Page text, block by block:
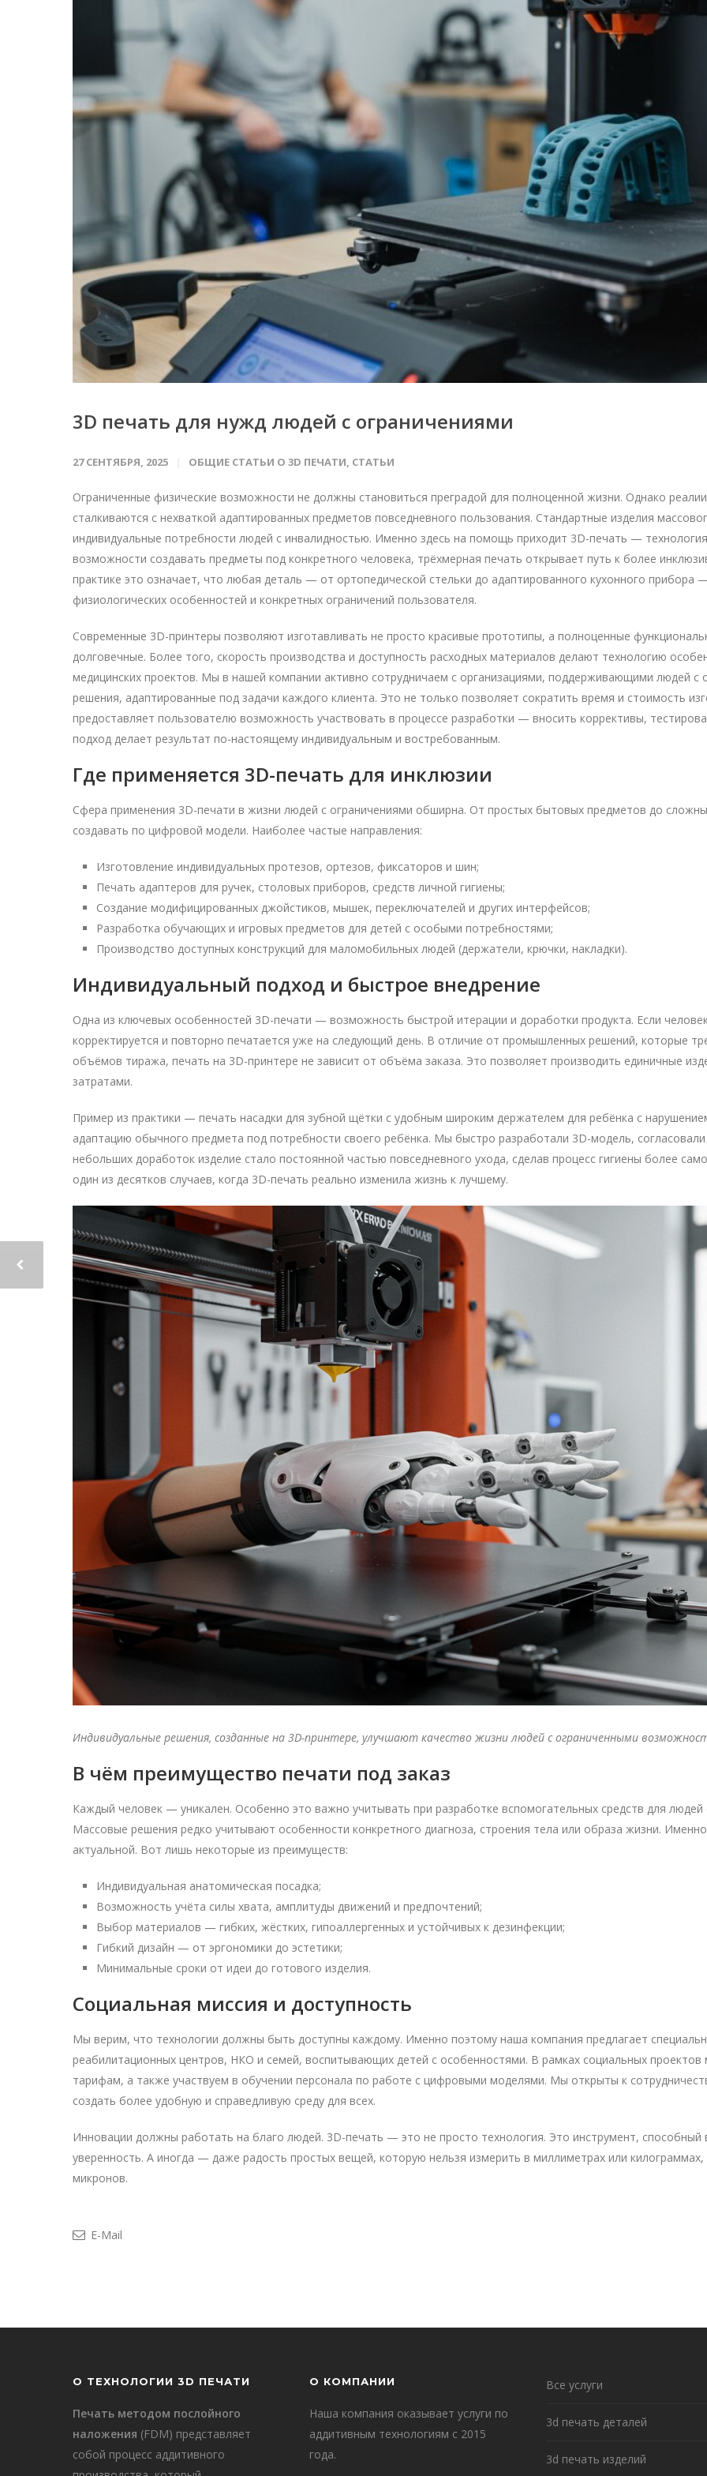
3D печать для нужд людей с ограничениями
27 СЕНТЯБРЯ, 2025 ОБЩИЕ СТАТЬИ О 3D ПЕЧАТИ, СТАТЬИ
Ограниченные физические возможности не должны становиться преградой для полноценной жизни. Однако
сталкиваются с нехваткой адаптированных предметов повседневного пользования. Стандартные изделия
индивидуальные потребности людей с инвалидностью. Именно здесь на помощь приходит 3D-печать —
возможности создавать предметы под конкретного человека, трёхмерная печать открывает путь к более
практике это означает, что любая деталь — от ортопедической стельки до адаптированного кухонного
физиологических особенностей и конкретных ограничений пользователя.
Современные 3D-принтеры позволяют изготавливать не просто красивые прототипы, а полноценные
долговечные. Более того, скорость производства и доступность расходных материалов делают технологию
медицинских проектов. Мы в нашей компании активно сотрудничаем с организациями, поддерживающими людей
решения, адаптированные под задачи каждого клиента. Это не только позволяет сократить время и стоимость
предоставляет пользователю возможность участвовать в процессе разработки — вносить коррективы,
подход делает результат по-настоящему индивидуальным и востребованным.
Где применяется 3D-печать для инклюзии
Сфера применения 3D-печати в жизни людей с ограничениями обширна. От простых бытовых предметов до
создавать по цифровой модели. Наиболее частые направления:
Изготовление индивидуальных протезов, ортезов, фиксаторов и шин;
Печать адаптеров для ручек, столовых приборов, средств личной гигиены;
Создание модифицированных джойстиков, мышек, переключателей и других интерфейсов;
Разработка обучающих и игровых предметов для детей с особыми потребностями;
Производство доступных конструкций для маломобильных людей (держатели, крючки, накладки).
Индивидуальный подход и быстрое внедрение
Одна из ключевых особенностей 3D-печати — возможность быстрой итерации и доработки продукта. Если
корректируется и повторно печатается уже на следующий день. В отличие от промышленных решений, которые
объёмов тиража, печать на 3D-принтере не зависит от объёма заказа. Это позволяет производить единичные
затратами.
Пример из практики — печать насадки для зубной щётки с удобным широким держателем для ребёнка с
адаптацию обычного предмета под потребности своего ребёнка. Мы быстро разработали 3D-модель,
небольших доработок изделие стало постоянной частью повседневного ухода, сделав процесс гигиены более
один из десятков случаев, когда 3D-печать реально изменила жизнь к лучшему.
Индивидуальные решения, созданные на 3D-принтере, улучшают качество жизни людей с ограниченными
В чём преимущество печати под заказ
Каждый человек — уникален. Особенно это важно учитывать при разработке вспомогательных средств для
Массовые решения редко учитывают особенности конкретного диагноза, строения тела или образа жизни.
актуальной. Вот лишь некоторые из преимуществ:
Индивидуальная анатомическая посадка;
Возможность учёта силы хвата, амплитуды движений и предпочтений;
Выбор материалов — гибких, жёстких, гипоаллергенных и устойчивых к дезинфекции;
Гибкий дизайн — от эргономики до эстетики;
Минимальные сроки от идеи до готового изделия.
Социальная миссия и доступность
Мы верим, что технологии должны быть доступны каждому. Именно поэтому наша компания предлагает
реабилитационных центров, НКО и семей, воспитывающих детей с особенностями. В рамках социальных
тарифам, а также участвуем в обучении персонала по работе с цифровыми моделями. Мы открыты к
создать более удобную и справедливую среду для всех.
Инновации должны работать на благо людей. 3D-печать — это не просто технология. Это инструмент, способный
уверенность. А иногда — даже радость простых вещей, которую нельзя измерить в миллиметрах или
микронов.
E-Mail
О ТЕХНОЛОГИИ 3D ПЕЧАТИ
Печать методом послойного
наложения (FDM) представляет
собой процесс аддитивного
О КОМПАНИИ
Наша компания оказывает услуги по
аддитивным технологиям с 2015
года.
Все услуги
3d печать деталей
3d печать изделий